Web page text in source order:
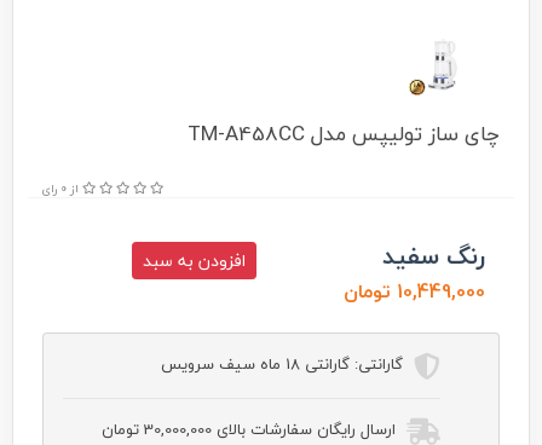
چای ساز تولیپس مدل TM-A458CC
از 0 رای
رنگ سفید
10,449,000 تومان
افزودن به سبد
گارانتی: گارانتی 18 ماه سیف سرویس
ارسال رایگان سفارشات بالای 30,000,000 تومان